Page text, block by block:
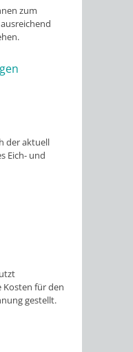
zum
der aktuell
Eich- und
Kosten für den
gestellt.